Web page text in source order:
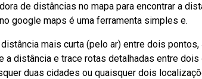
de distâncias no mapa para encontrar a
google maps é uma ferramenta simples e.
mais curta (pelo ar) entre dois pontos,
distância e trace rotas detalhadas entre dois
duas cidades ou quaisquer dois